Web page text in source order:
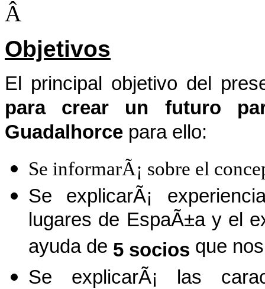
Â
Objetivos
El principal objetivo del
para crear un futuro
Guadalhorce para ello:
Se informarÃ¡ sobre el
Se explicarÃ¡
lugares de EspaÃ±a y el
ayuda de 5 socios que
Se explicarÃ¡ las